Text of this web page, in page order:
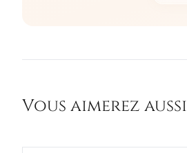
Vous aimerez aussi